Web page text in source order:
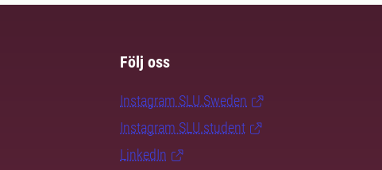
Följ oss
Instagram SLU.Sweden
Instagram SLU.student
LinkedIn